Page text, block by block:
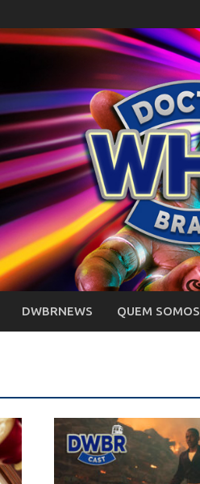
DWBRNEWS QUEM SOMOS